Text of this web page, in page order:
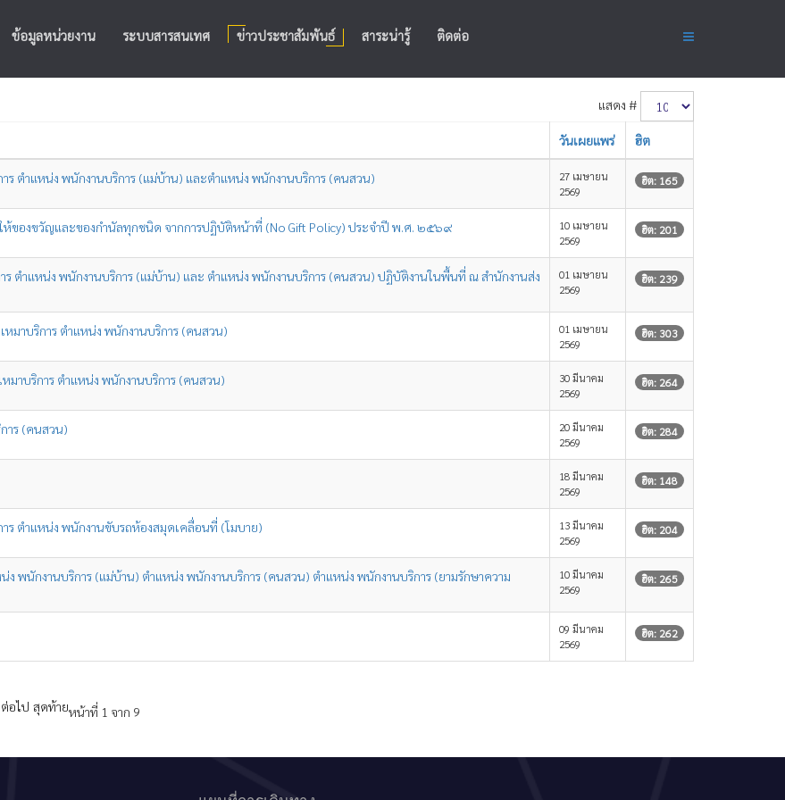
ข้อมูลหน่วยงาน ระบบสารสนเทศ ข่าวประชาสัมพันธ์ สาระน่ารู้ ติดต่อ
แสดง #
วันเผยแพร่ ฮิต
ร ตำแหน่ง พนักงานบริการ (แม่บ้าน) และตำแหน่ง พนักงานบริการ (คนสวน)
27 เมษายน
2569
ฮิต: 165
ให้ของขวัญและของกำนัลทุกชนิด จากการปฏิบัติหน้าที่ (No Gift Policy) ประจำปี พ.ศ. ๒๕๖๙
10 เมษายน
2569
ฮิต: 201
ตำแหน่ง พนักงานบริการ (แม่บ้าน) และ ตำแหน่ง พนักงานบริการ (คนสวน) ปฏิบัติงานในพื้นที่ ณ สำนักงานส่ง
01 เมษายน
2569
ฮิต: 239
มาบริการ ตำแหน่ง พนักงานบริการ (คนสวน)
01 เมษายน
2569
ฮิต: 303
มาบริการ ตำแหน่ง พนักงานบริการ (คนสวน)
30 มีนาคม
2569
ฮิต: 264
าร (คนสวน)
20 มีนาคม
2569
ฮิต: 284
18 มีนาคม
2569
ฮิต: 148
ร ตำแหน่ง พนักงานขับรถห้องสมุดเคลื่อนที่ (โมบาย)
13 มีนาคม
2569
ฮิต: 204
ง พนักงานบริการ (แม่บ้าน) ตำแหน่ง พนักงานบริการ (คนสวน) ตำแหน่ง พนักงานบริการ (ยามรักษาความ
10 มีนาคม
2569
ฮิต: 265
09 มีนาคม
2569
ฮิต: 262
หน้าที่ 1 จาก 9
ต่อไป สุดท้าย